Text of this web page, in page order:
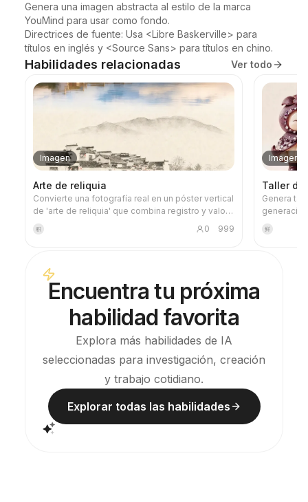
Genera una imagen abstracta al estilo de la marca
YouMind para usar como fondo.
Directrices de fuente: Usa <Libre Baskerville> para
títulos en inglés y <Source Sans> para títulos en chino.
Habilidades relacionadas Ver todo
Imagen
Arte de reliquia
Convierte una fotografía real en un póster vertical
de 'arte de reliquia' que combina registro y valor
artístico: la parte superior conserva la fotografía
original sin alterar, y la parte inferior, mediante un
la foto. No es una ilustración común ni un póster
decorativo, sino que, con pocos bloques de tinta,
bordes suavizados, cortes de espacio en blanco
y líneas dispersas, destila la arquitectura, la
ciudad, el agua, las carreteras, la escala humana,
la línea del horizonte y las relaciones de luz y
sombra, de modo que el sujeto sea reconocible
incluso en miniatura. La imagen en general
grabado moderno; los colores se extraen de la
imagen original, predominando el azul profundo,
el negro tinta, el verde grisáceo, el tono piedra o
cálidos de baja saturación, y se añade una
pequeña marca cálida cuando es apropiado. El
积 0 999
Imagen
Taller de
Genera
鲜
Encuentra tu próxima
habilidad favorita
Explora más habilidades de IA
seleccionadas para investigación, creación
y trabajo cotidiano.
Explorar todas las habilidades